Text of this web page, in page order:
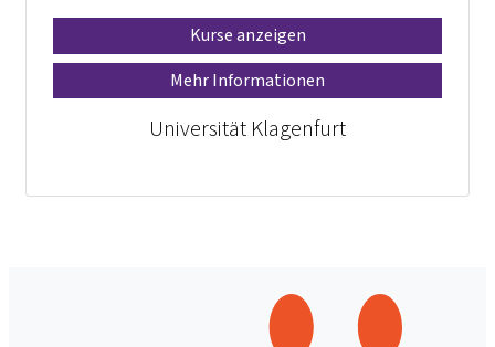
Kurse anzeigen
Mehr Informationen
Universität Klagenfurt